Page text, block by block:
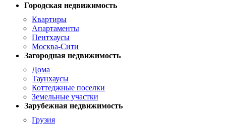
Городская недвижимость
Квартиры
Апартаменты
Пентхаусы
Москва-Сити
Загородная недвижимость
Дома
Таунхаусы
Коттеджные поселки
Земельные участки
Зарубежная недвижимость
Грузия